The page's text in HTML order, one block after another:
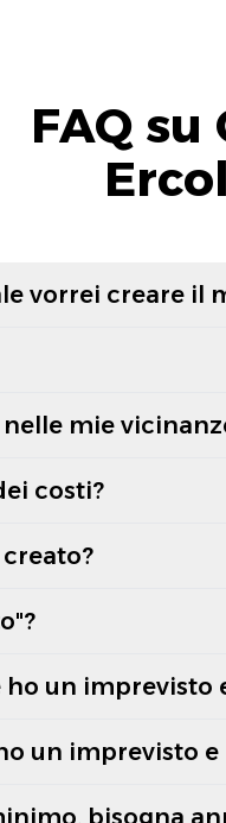
FAQ
vorrei creare il
mie
costi?
un imprevisto
un imprevisto
bisogna